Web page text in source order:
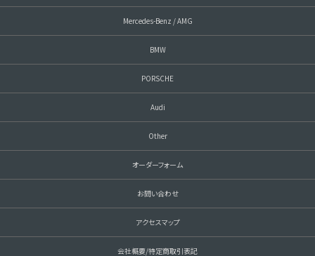
Mercedes-Benz / AMG
BMW
PORSCHE
Audi
Other
オーダーフォーム
お問い合わせ
アクセスマップ
会社概要/特定商取引表記